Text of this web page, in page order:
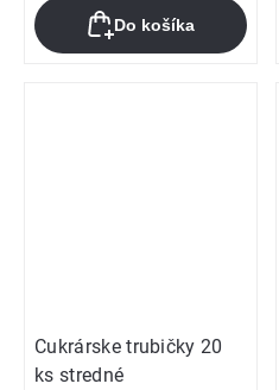
Do košíka
Cukrárske trubičky 20
ks stredné